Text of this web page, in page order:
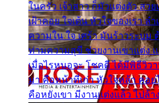
ในครัว เจ้าสาว ก็มัวแต่งตัว สวย
เฝ้าคอย ใจเต้น หัวใจของเรา ล
ความใน ใจ เศร้า มันร้าวระบม
ท่ามความสุขี ช่วยงานเขาแต่ง
เมื่อไรหนอจะ โชคดี ได้มีพิธีวิว
มา คือหน้าที่เก่า หัวใจหล้า คอ
คือหยังเขา มีงานแต่งแล้ว ไปล้